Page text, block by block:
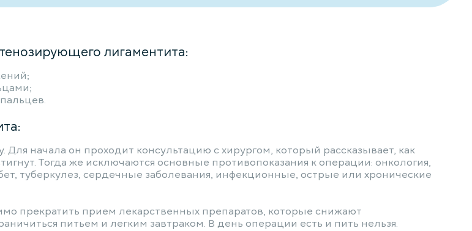
лигаментита:
начала он проходит консультацию с хирургом, который рассказывает, как
Тогда же исключаются основные противопоказания к операции: онкология,
туберкулез, сердечные заболевания, инфекционные, острые или хронические
прекратить прием лекарственных препаратов, которые снижают
питьем и легким завтраком. В день операции есть и пить нельзя.